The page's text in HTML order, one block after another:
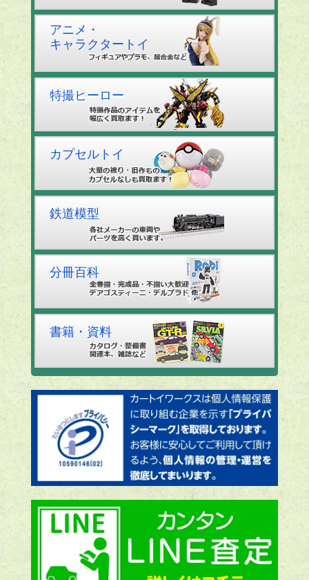
アニメ・
キャラクタートイ
特撮ヒーロー
カプセルトイ
鉄道模型
分冊百科
書籍・資料